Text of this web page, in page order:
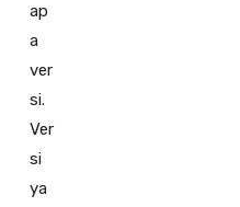
ap
a
ver
si.
Ver
si
ya